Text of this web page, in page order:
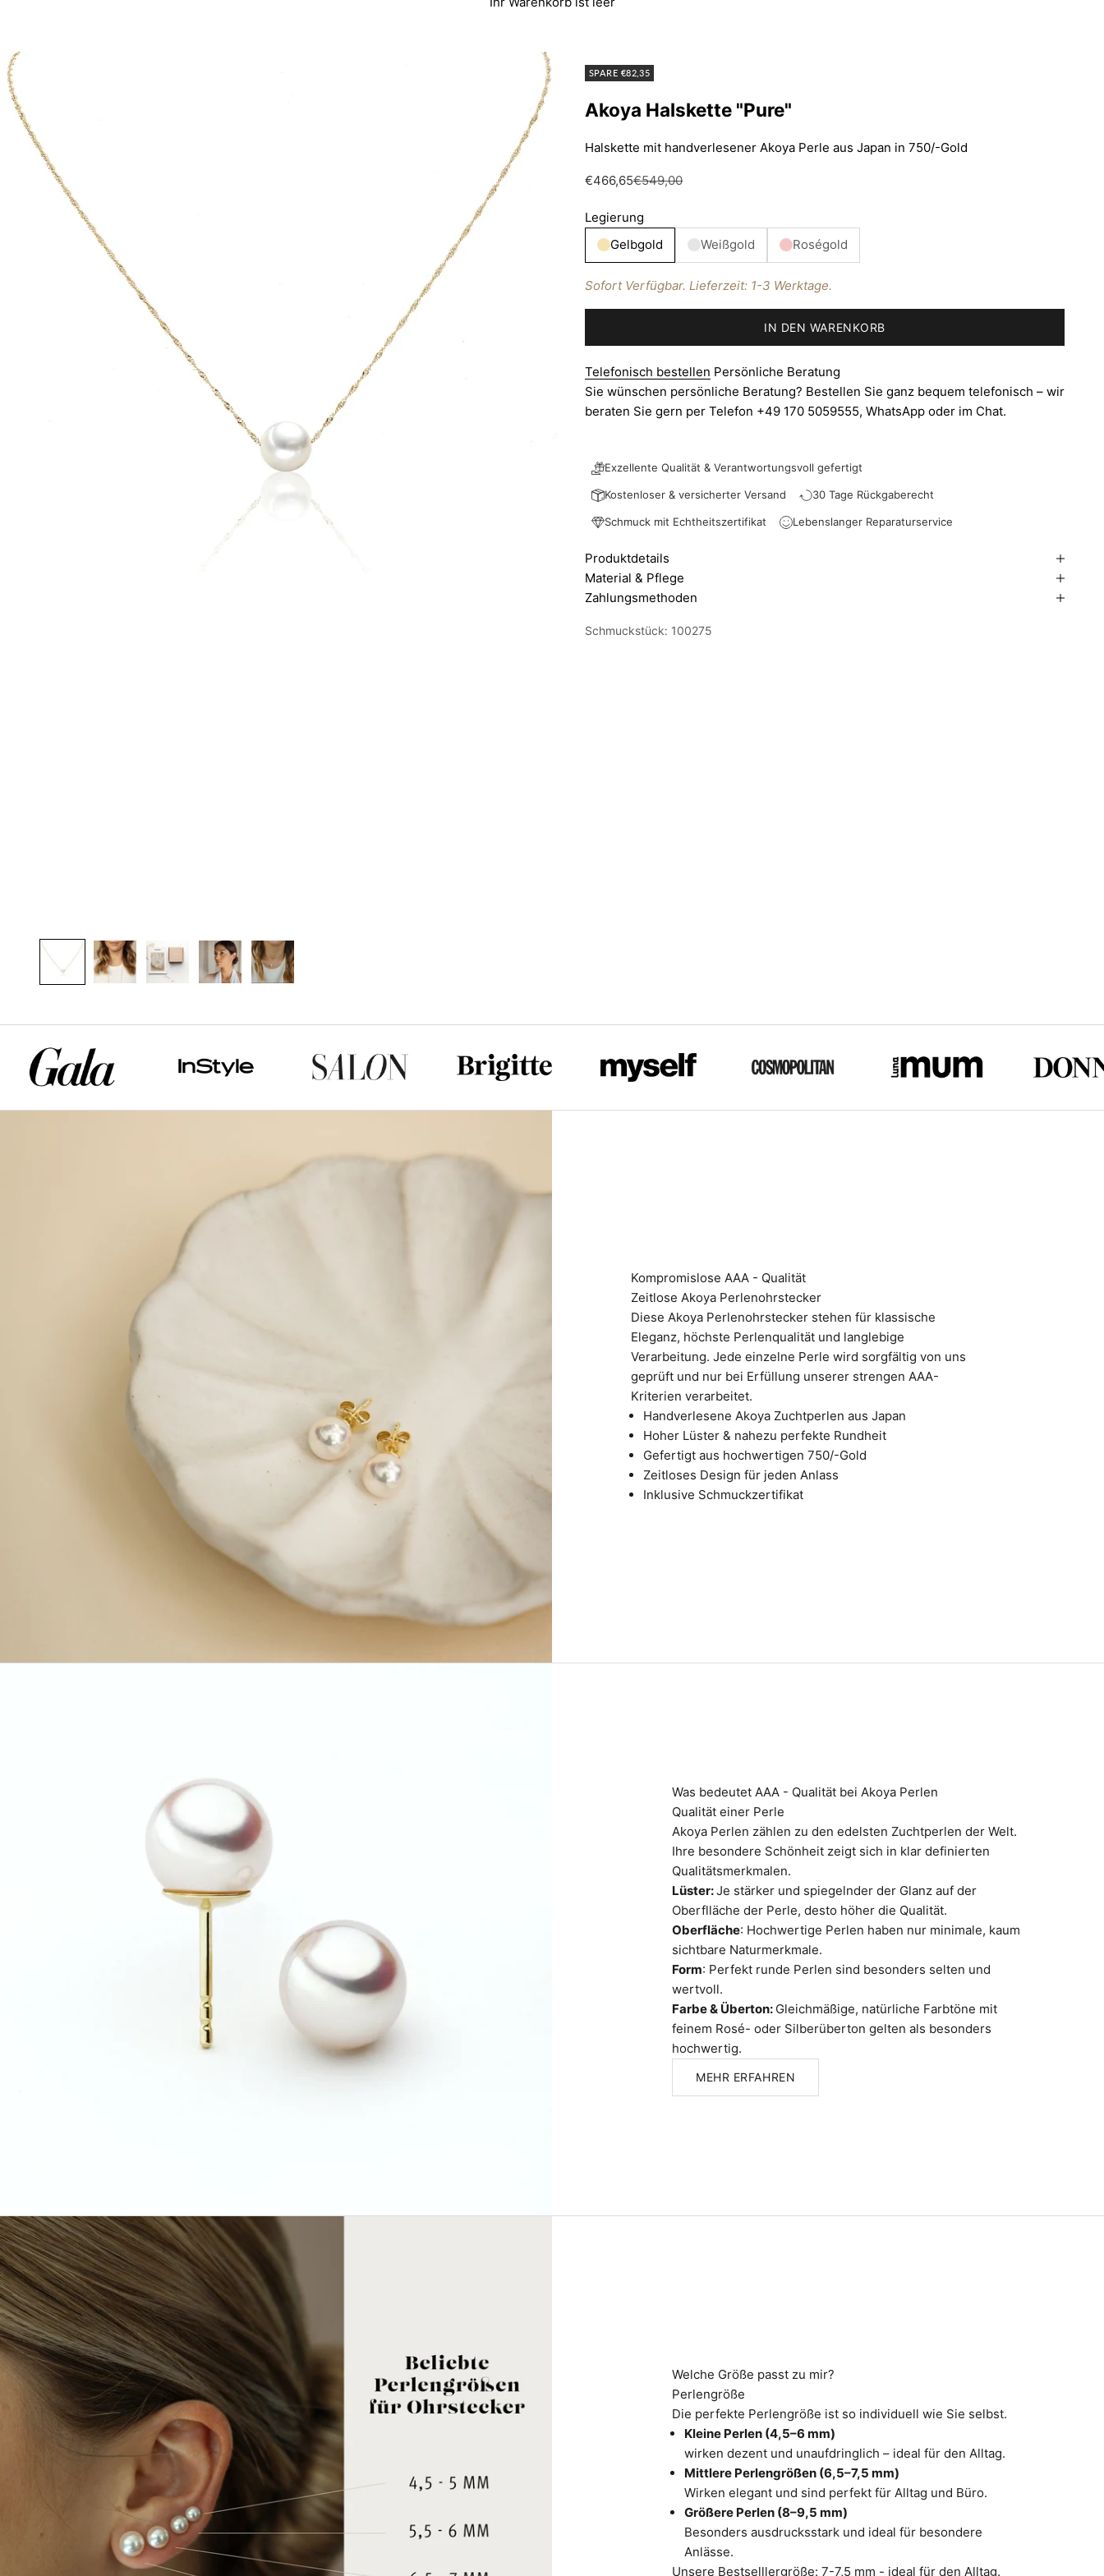
SPARE €82,35
Akoya Halskette "Pure"
Halskette mit handverlesener Akoya Perle aus Japan in 750/-Gold
Angebot
€466,65Regulärer Preis
€549,00
Legierung
Gelbgold
Weißgold Roségold
Sofort Verfügbar. Lieferzeit: 1-3 Werktage.
IN DEN WARENKORB
Telefonisch bestellen Persönliche Beratung
Sie wünschen persönliche Beratung? Bestellen Sie ganz bequem telefonisch – wir
beraten Sie gern per Telefon +49 170 5059555, WhatsApp oder im Chat.
Exzellente Qualität & Verantwortungsvoll gefertigt
Kostenloser & versicherter Versand 30 Tage Rückgaberecht
Schmuck mit Echtheitszertifikat Lebenslanger Reparaturservice
Produktdetails
Material & Pflege
Zahlungsmethoden
Schmuckstück: 100275
Kompromislose AAA - Qualität
Zeitlose Akoya Perlenohrstecker
Diese Akoya Perlenohrstecker stehen für klassische
Eleganz, höchste Perlenqualität und langlebige
Verarbeitung. Jede einzelne Perle wird sorgfältig von uns
geprüft und nur bei Erfüllung unserer strengen AAA-
Kriterien verarbeitet.
Handverlesene Akoya Zuchtperlen aus Japan
Hoher Lüster & nahezu perfekte Rundheit
Gefertigt aus hochwertigen 750/-Gold
Zeitloses Design für jeden Anlass
Inklusive Schmuckzertifikat
Was bedeutet AAA - Qualität bei Akoya Perlen
Qualität einer Perle
Akoya Perlen zählen zu den edelsten Zuchtperlen der Welt.
Ihre besondere Schönheit zeigt sich in klar definierten
Qualitätsmerkmalen.
Lüster:Je stärker und spiegelnder der Glanz auf der
Oberflläche der Perle, desto höher die Qualität.
Oberfläche: Hochwertige Perlen haben nur minimale, kaum
sichtbare Naturmerkmale.
Form: Perfekt runde Perlen sind besonders selten und
wertvoll.
Farbe & Überton: Gleichmäßige, natürliche Farbtöne mit
feinem Rosé- oder Silberüberton gelten als besonders
hochwertig.
MEHR ERFAHREN
Welche Größe passt zu mir?
Perlengröße
Die perfekte Perlengröße ist so individuell wie Sie selbst.
Kleine Perlen (4,5–6 mm)
wirken dezent und unaufdringlich – ideal für den Alltag.
Mittlere Perlengrößen (6,5–7,5 mm)
Wirken elegant und sind perfekt für Alltag und Büro.
Größere Perlen (8–9,5 mm)
Besonders ausdrucksstark und ideal für besondere
Anlässe.
Unsere Bestselllergröße: 7-7,5 mm - ideal für den Alltag.